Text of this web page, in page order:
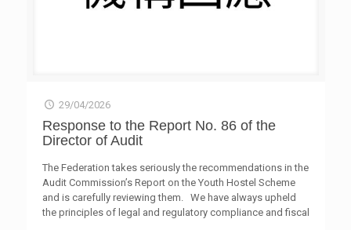
29/04/2026
Response to the Report No. 86 of the
Director of Audit
The Federation takes seriously the recommendations in the
Audit Commission’s Report on the Youth Hostel Scheme
and is carefully reviewing them. We have always upheld
the principles of legal and regulatory compliance and fiscal